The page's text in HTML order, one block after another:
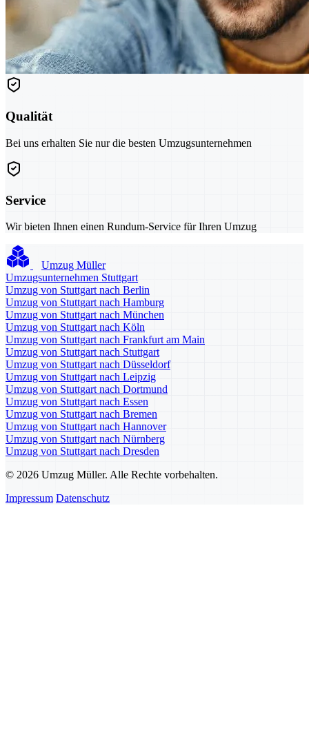
Qualität
Bei uns erhalten Sie nur die besten Umzugsunternehmen
Service
Wir bieten Ihnen einen Rundum-Service für Ihren Umzug
Umzug Müller
Umzugsunternehmen Stuttgart
Umzug von Stuttgart nach Berlin
Umzug von Stuttgart nach Hamburg
Umzug von Stuttgart nach München
Umzug von Stuttgart nach Köln
Umzug von Stuttgart nach Frankfurt am Main
Umzug von Stuttgart nach Stuttgart
Umzug von Stuttgart nach Düsseldorf
Umzug von Stuttgart nach Leipzig
Umzug von Stuttgart nach Dortmund
Umzug von Stuttgart nach Essen
Umzug von Stuttgart nach Bremen
Umzug von Stuttgart nach Hannover
Umzug von Stuttgart nach Nürnberg
Umzug von Stuttgart nach Dresden
© 2026 Umzug Müller. Alle Rechte vorbehalten.
Impressum Datenschutz